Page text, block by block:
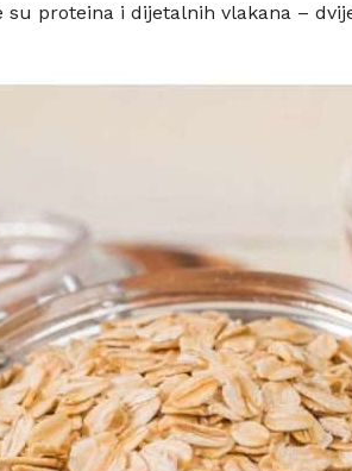
su proteina i dijetalnih vlakana –